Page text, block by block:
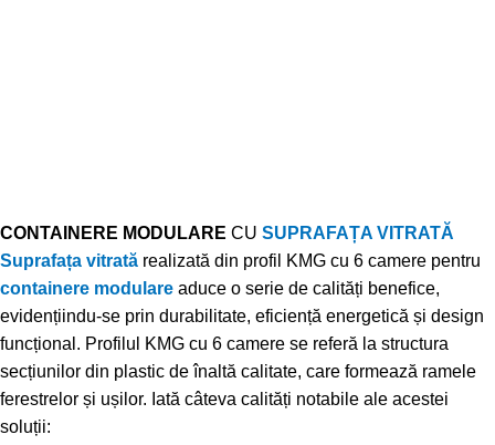
CONTAINERE MODULARE CU SUPRAFAȚA VITRATĂ
Suprafața vitrată realizată din profil KMG cu 6 camere pentru
containere modulare aduce o serie de calități benefice,
evidențiindu-se prin durabilitate, eficiență energetică și design
funcțional. Profilul KMG cu 6 camere se referă la structura
secțiunilor din plastic de înaltă calitate, care formează ramele
ferestrelor și ușilor. Iată câteva calități notabile ale acestei
soluții: